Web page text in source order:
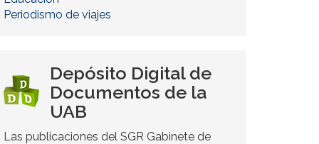
Periodismo de viajes
Depósito Digital de
Documentos de la
UAB
Las publicaciones del SGR Gabinete de